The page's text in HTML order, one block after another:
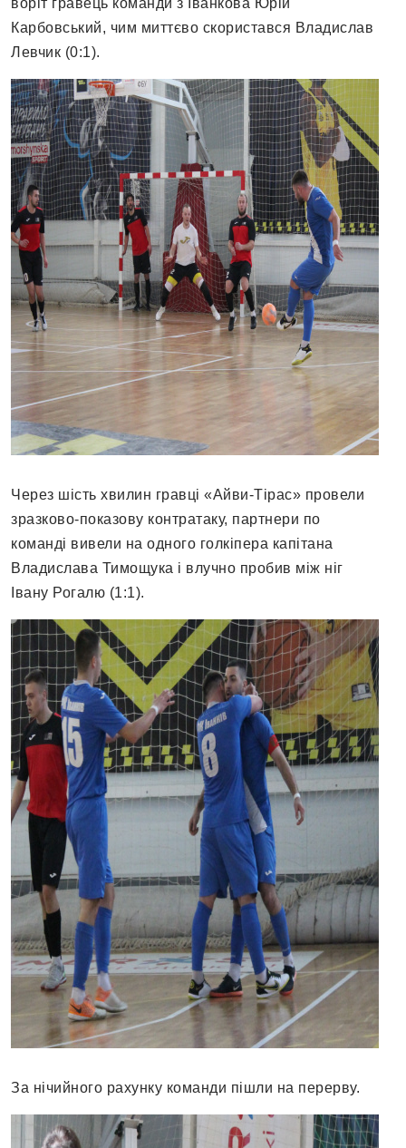
воріт гравець команди з Іванкова Юрій
Карбовський, чим миттєво скористався Владислав
Левчик (0:1).
Через шість хвилин гравці «Айви-Тірас» провели
зразково-показову контратаку, партнери по
команді вивели на одного голкіпера капітана
Владислава Тимощука і влучно пробив між ніг
Івану Рогалю (1:1).
За нічийного рахунку команди пішли на перерву.